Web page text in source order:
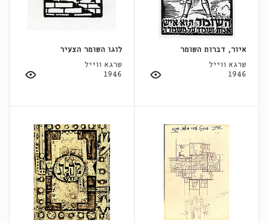
איור, דברות השומר
שרגא ווייל
1946
לוגו השומר הצעיר
שרגא ווייל
1946